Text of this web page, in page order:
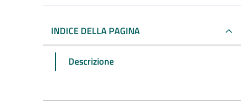
INDICE DELLA PAGINA
Descrizione